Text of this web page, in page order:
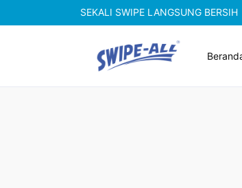
SEKALI SWIPE LANGSUNG BERSIH